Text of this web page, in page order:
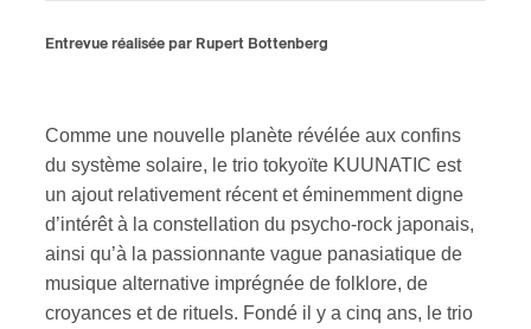
Entrevue réalisée par Rupert Bottenberg
Comme une nouvelle planète révélée aux confins
du système solaire, le trio tokyoïte KUUNATIC est
un ajout relativement récent et éminemment digne
d’intérêt à la constellation du psycho-rock japonais,
ainsi qu’à la passionnante vague panasiatique de
musique alternative imprégnée de folklore, de
croyances et de rituels. Fondé il y a cinq ans, le trio